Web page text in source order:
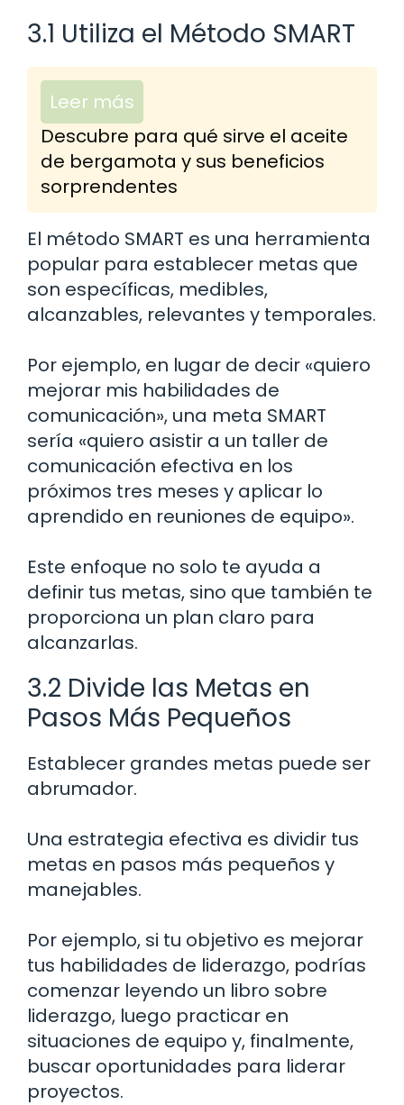
3.1 Utiliza el Método SMART
Leer más
Descubre para qué sirve el aceite
de bergamota y sus beneficios
sorprendentes
El método SMART es una herramienta
popular para establecer metas que
son específicas, medibles,
alcanzables, relevantes y temporales.
Por ejemplo, en lugar de decir «quiero
mejorar mis habilidades de
comunicación», una meta SMART
sería «quiero asistir a un taller de
comunicación efectiva en los
próximos tres meses y aplicar lo
aprendido en reuniones de equipo».
Este enfoque no solo te ayuda a
definir tus metas, sino que también te
proporciona un plan claro para
alcanzarlas.
3.2 Divide las Metas en
Pasos Más Pequeños
Establecer grandes metas puede ser
abrumador.
Una estrategia efectiva es dividir tus
metas en pasos más pequeños y
manejables.
Por ejemplo, si tu objetivo es mejorar
tus habilidades de liderazgo, podrías
comenzar leyendo un libro sobre
liderazgo, luego practicar en
situaciones de equipo y, finalmente,
buscar oportunidades para liderar
proyectos.